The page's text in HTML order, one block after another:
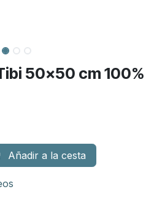
50x50 cm 100%
Añadir a la cesta